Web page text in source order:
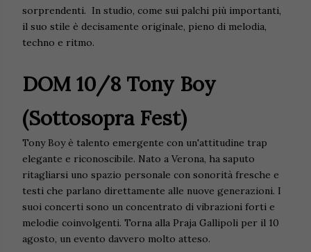
sorprendenti. In studio, come sui palchi più importanti,
il suo stile è decisamente originale, pieno di melodia,
techno e ritmo.
DOM 10/8 Tony Boy
(Sottosopra Fest)
Tony Boy è talento emergente con un'attitudine trap
elegante e riconoscibile. Nato a Verona, ha saputo
ritagliarsi uno spazio personale con sonorità fresche e
testi che parlano direttamente alle nuove generazioni. I
suoi concerti sono un concentrato di vibrazioni forti e
melodie coinvolgenti. Torna alla Praja Gallipoli per il 10
agosto, un evento davvero molto atteso.